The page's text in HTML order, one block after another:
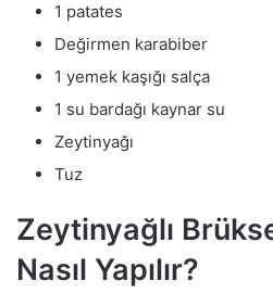
1 patates
Değirmen karabiber
1 yemek kaşığı salça
1 su bardağı kaynar su
Zeytinyağı
Tuz
Zeytinyağlı
Nasıl Yapılır?